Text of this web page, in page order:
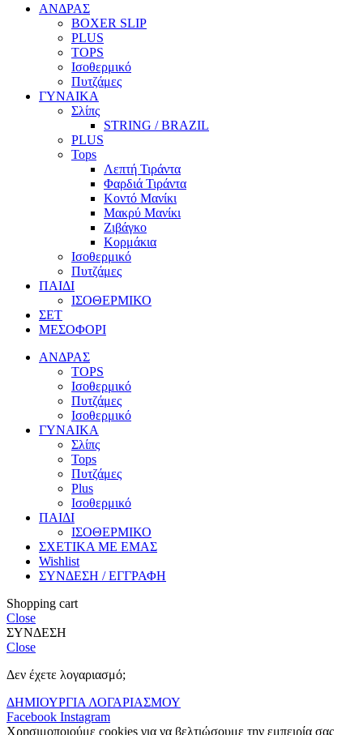
ΑΝΔΡΑΣ
BOXER SLIP
PLUS
TOPS
Ισοθερμικό
Πυτζάμες
ΓΥΝΑΙΚΑ
Σλίπς
STRING / BRAZIL
PLUS
Tops
Λεπτή Τιράντα
Φαρδιά Τιράντα
Κοντό Μανίκι
Μακρύ Μανίκι
Ζιβάγκο
Κορμάκια
Ισοθερμικό
Πυτζάμες
ΠΑΙΔΙ
ΙΣΟΘΕΡΜΙΚΟ
ΣΕΤ
ΜΕΣΟΦΟΡΙ
ΑΝΔΡΑΣ
TOPS
Ισοθερμικό
Πυτζάμες
Ισοθερμικό
ΓΥΝΑΙΚΑ
Σλίπς
Tops
Πυτζάμες
Plus
Ισοθερμικό
ΠΑΙΔΙ
ΙΣΟΘΕΡΜΙΚΟ
ΣΧΕΤΙΚΑ ΜΕ ΕΜΑΣ
Wishlist
ΣΥΝΔΕΣΗ / ΕΓΓΡΑΦΗ
Shopping cart
Close
ΣΥΝΔΕΣΗ
Close
Δεν έχετε λογαριασμό;
ΔΗΜΙΟΥΡΓΙΑ ΛΟΓΑΡΙΑΣΜΟΥ
Facebook Instagram
Χρησιμοποιούμε cookies για να βελτιώσουμε την εμπειρία σας